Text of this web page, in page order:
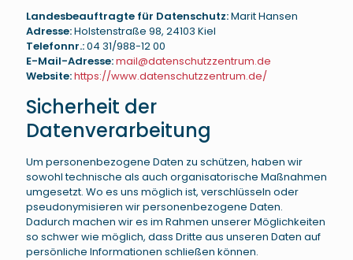
Landesbeauftragte für Datenschutz:Marit Hansen
Adresse:Holstenstraße 98, 24103 Kiel
Telefonnr.:04 31/988-12 00
E-Mail-Adresse:mail@datenschutzzentrum.de
Website:https://www.datenschutzzentrum.de/
Sicherheit der
Datenverarbeitung
Um personenbezogene Daten zu schützen, haben wir
sowohl technische als auch organisatorische Maßnahmen
umgesetzt. Wo es uns möglich ist, verschlüsseln oder
pseudonymisieren wir personenbezogene Daten.
Dadurch machen wir es im Rahmen unserer Möglichkeiten
so schwer wie möglich, dass Dritte aus unseren Daten auf
persönliche Informationen schließen können.